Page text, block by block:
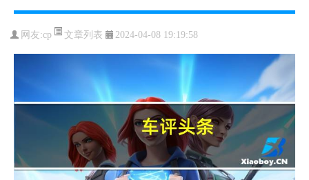
网友:cp 文章列表 2024-04-08 19:19:58